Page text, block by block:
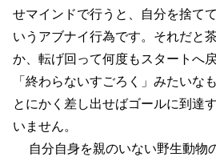
せマインドで行うと、自分を捨て
いうアブナイ行為です。それだと
か、転げ回って何度もスタートへ
「終わらないすごろく」みたいな
とにかく差し出せばゴールに到達
いません。
自分自身を親のいない野生動物